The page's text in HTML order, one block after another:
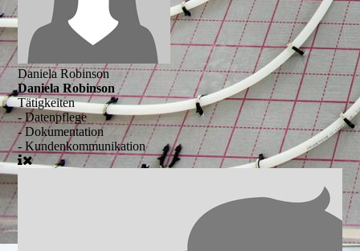
Daniela Robinson
Daniela Robinson
Tätigkeiten
- Datenpflege
- Dokumentation
- Kundenkommunikation